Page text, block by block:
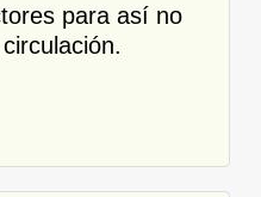
para así no